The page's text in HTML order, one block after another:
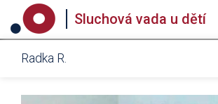
Sluchová vada u dětí
Radka R.